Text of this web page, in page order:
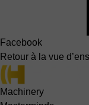
Facebook
Retour à la vue
Machinery